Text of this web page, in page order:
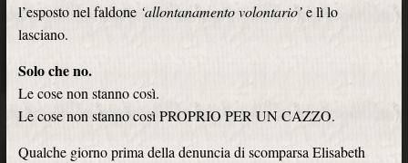
l’esposto nel faldone ‘allontanamento volontario’e lì lo
lasciano.
Solo che no.
Le cose non stanno così.
Le cose non stanno così PROPRIO PER UN CAZZO.
Qualche giorno prima della denuncia di scomparsa Elisabeth